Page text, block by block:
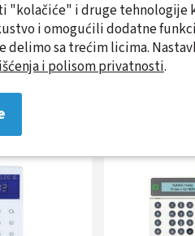
Slični
"kolačiće" i druge tehnologije
i omogućili dodatne
delimo sa trećim licima.
i polisom privatnosti.